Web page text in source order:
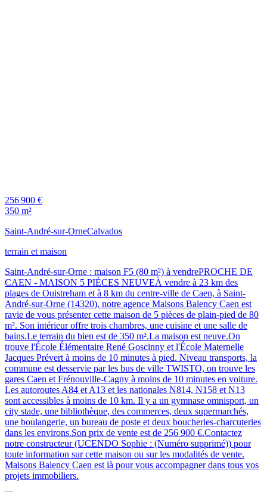
256 900 €
350 m²
Saint-André-sur-OrneCalvados
terrain et maison
Saint-André-sur-Orne : maison F5 (80 m²) à vendrePROCHE DE
CAEN - MAISON 5 PIÈCES NEUVEÀ vendre à 23 km des
plages de Ouistreham et à 8 km du centre-ville de Caen, à Saint-
André-sur-Orne (14320), notre agence Maisons Balency Caen est
ravie de vous présenter cette maison de 5 pièces de plain-pied de 80
m². Son intérieur offre trois chambres, une cuisine et une salle de
bains.Le terrain du bien est de 350 m².La maison est neuve.On
trouve l'École Élémentaire René Goscinny et l'École Maternelle
Jacques Prévert à moins de 10 minutes à pied. Niveau transports, la
commune est desservie par les bus de ville TWISTO, on trouve les
gares Caen et Frénouville-Cagny à moins de 10 minutes en voiture.
Les autoroutes A84 et A13 et les nationales N814, N158 et N13
sont accessibles à moins de 10 km. Il y a un gymnase omnisport, un
city stade, une bibliothèque, des commerces, deux supermarchés,
une boulangerie, un bureau de poste et deux boucheries-charcuteries
dans les environs.Son prix de vente est de 256 900 €.Contactez
notre constructeur (UCENDO Sophie : (Numéro supprimé)) pour
toute information sur cette maison ou sur les modalités de vente.
Maisons Balency Caen est là pour vous accompagner dans tous vos
projets immobiliers.